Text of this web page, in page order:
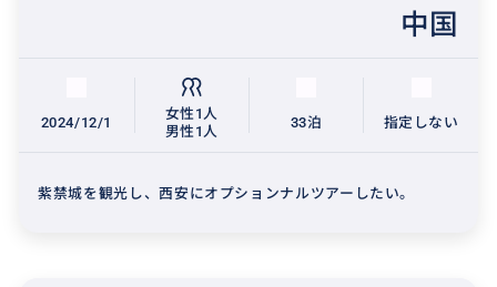
中国
2024/12/1
女性1人
男性1人
33泊 指定しない
紫禁城を観光し、西安にオプションナルツアーしたい。